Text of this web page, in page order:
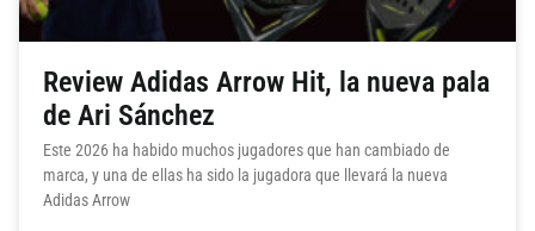
Review Adidas Arrow Hit, la nueva pala
de Ari Sánchez
Este 2026 ha habido muchos jugadores que han cambiado de
marca, y una de ellas ha sido la jugadora que llevará la nueva
Adidas Arrow